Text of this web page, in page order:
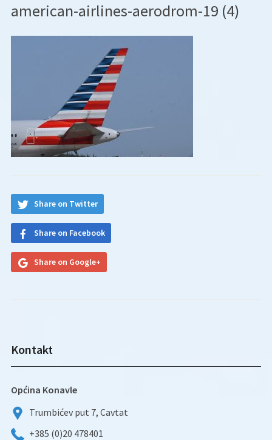
american-airlines-aerodrom-19 (4)
Share on Twitter
Share on Facebook
Share on Google+
Kontakt
Općina Konavle
Trumbićev put 7, Cavtat
+385 (0)20 478401